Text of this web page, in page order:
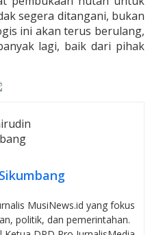
segera ditangani, bukan
ini akan terus berulang,
lagi, baik dari pihak
MusiNews.id yang fokus
politik, dan pemerintahan.